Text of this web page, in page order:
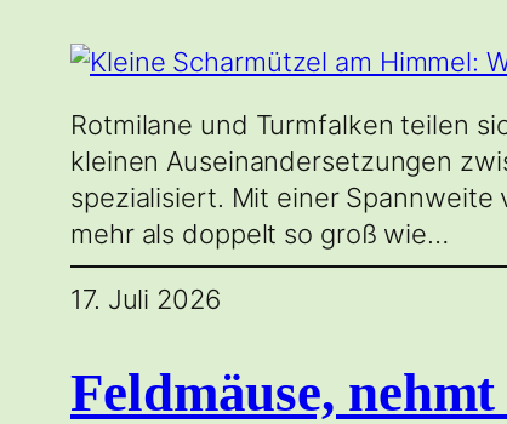
Rotmilane und Turmfalken teilen
kleinen Auseinandersetzungen
spezialisiert. Mit einer
mehr als doppelt so groß wie…
17. Juli 2026
Feldmäuse,